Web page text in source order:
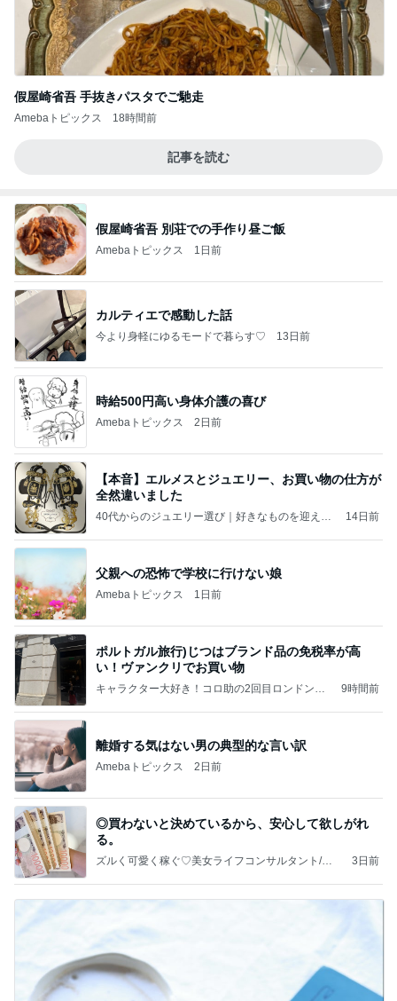
假屋崎省吾 手抜きパスタでご馳走
Amebaトピックス 18時間前
記事を読む
假屋崎省吾 別荘での手作り昼ご飯
Amebaトピックス 1日前
カルティエで感動した話
今より身軽にゆるモードで暮らす♡ 13日前
時給500円高い身体介護の喜び
Amebaトピックス 2日前
【本音】エルメスとジュエリー、お買い物の仕方が
全然違いました
40代からのジュエリー選び｜好きなものを迎える
14日前
父親への恐怖で学校に行けない娘
Amebaトピックス 1日前
ポルトガル旅行)じつはブランド品の免税率が高
い！ヴァンクリでお買い物
キャラクター大好き！コロ助の2回目ロンドン生
9時間前
離婚する気はない男の典型的な言い訳
Amebaトピックス 2日前
◎買わないと決めているから、安心して欲しがれ
る。
ズルく可愛く稼ぐ♡美女ライフコンサルタント/吉
3日前